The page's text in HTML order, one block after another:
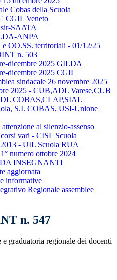
Cobas della Scuola
CGIL Veneto
SAATA
ANPA
e OO.SS. territoriali - 01/12/25
n. 503
dicembre 2025 GILDA
dicembre 2025 CGIL
sindacale 26 novembre 2025
2025 - CUB,ADL Varese,CUB
COBAS,CLAP,SIAL
S.I. COBAS, USI-Unione
al silenzio-assenso
vari - CISL Scuola
- UIL Scuola RUA
numero ottobre 2024
INSEGNANTI
aggiornata
informative
Regionale assemblee
n. 547
graduatoria regionale dei docenti